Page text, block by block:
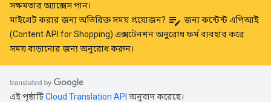
সক্ষমতার অ্যাক্সেস পান।
মাইগ্রেট করার জন্য অতিরিক্ত সময় প্রয়োজন? edit_note জন্য কন্টেন্ট এপিআই
(Content API for Shopping) এক্সটেনশন অনুরোধ ফর্মব্যবহার করে
সময় বাড়ানোর জন্য অনুরোধ করুন।
এই পৃষ্ঠাটিCloud Translation API অনুবাদ করেছে।